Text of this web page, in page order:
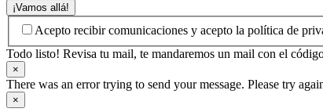
¡Vamos allá!
Acepto recibir comunicaciones y acepto la política de
Todo listo! Revisa tu mail, te mandaremos un mail con el
×
There was an error trying to send your message. Please try
×